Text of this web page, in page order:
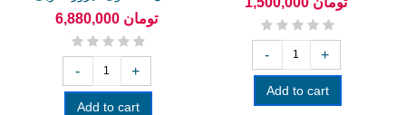
37 سانت6,880,000 تومان
- +
Add to cart
- +
Add to cart